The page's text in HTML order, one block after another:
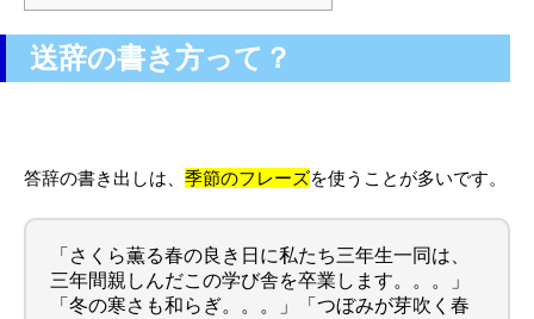
送辞の書き方って？
答辞の書き出しは、 季節のフレーズを使うことが多いです。
「さくら薫る春の良き日に私たち三年生一同は、
三年間親しんだこの学び舎を卒業します。。。」
「冬の寒さも和らぎ。。。」「つぼみが芽吹く春